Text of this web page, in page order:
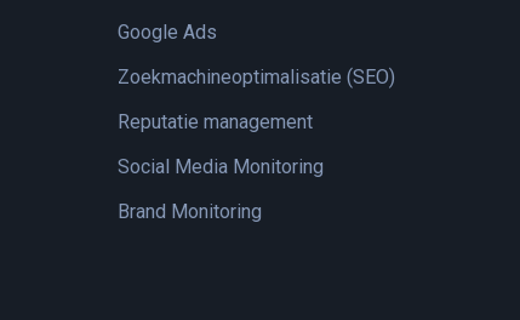
Google Ads
Zoekmachineoptimalisatie (SEO)
Reputatie management
Social Media Monitoring
Brand Monitoring